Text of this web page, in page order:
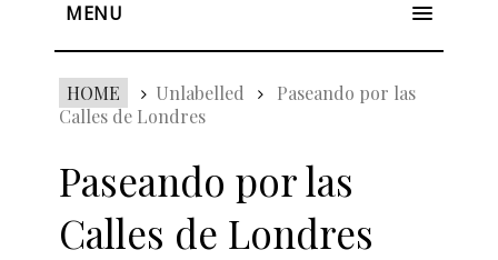
MENU
HOME Unlabelled
Paseando por las
Calles de Londres
Paseando por las
Calles de Londres